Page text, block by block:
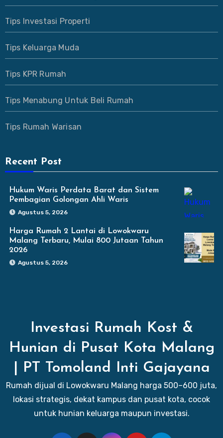
Tips Investasi Properti
Tips Keluarga Muda
Tips KPR Rumah
Tips Menabung Untuk Beli Rumah
Tips Rumah Warisan
Recent Post
Hukum Waris Perdata Barat dan Sistem
Pembagian Golongan Ahli Waris
Agustus 5, 2026
Harga Rumah 2 Lantai di Lowokwaru
Malang Terbaru, Mulai 800 Jutaan Tahun
2026
Agustus 5, 2026
Investasi Rumah Kost &
Hunian di Pusat Kota Malang
| PT Tomoland Inti Gajayana
Rumah dijual di Lowokwaru Malang harga 500–600 juta,
lokasi strategis, dekat kampus dan pusat kota, cocok
untuk hunian keluarga maupun investasi.